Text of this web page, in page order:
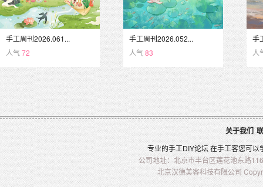
手工周刊2026.061...
人气72
手工周刊2026.052...
人气83
手
人
关于我们
专业的手工DIY论坛 在手工客您可以
公司地址：北京市丰台区莲花池东路
北京汉德美客科技有限公司